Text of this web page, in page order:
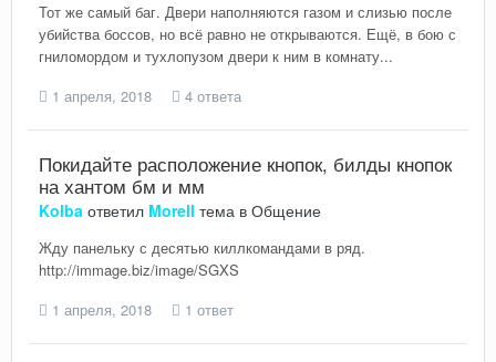
Тот же самый баг. Двери наполняются газом и слизью после
убийства боссов, но всё равно не открываются. Ещё, в бою с
гниломордом и тухлопузом двери к ним в комнату...
1 апреля, 2018
4 ответа
Покидайте расположение кнопок, билды кнопок
на хантом бм и мм
Kolba ответил Morell тема в Общение
Жду панельку с десятью киллкомандами в ряд.
http://immage.biz/image/SGXS
1 апреля, 2018
1 ответ